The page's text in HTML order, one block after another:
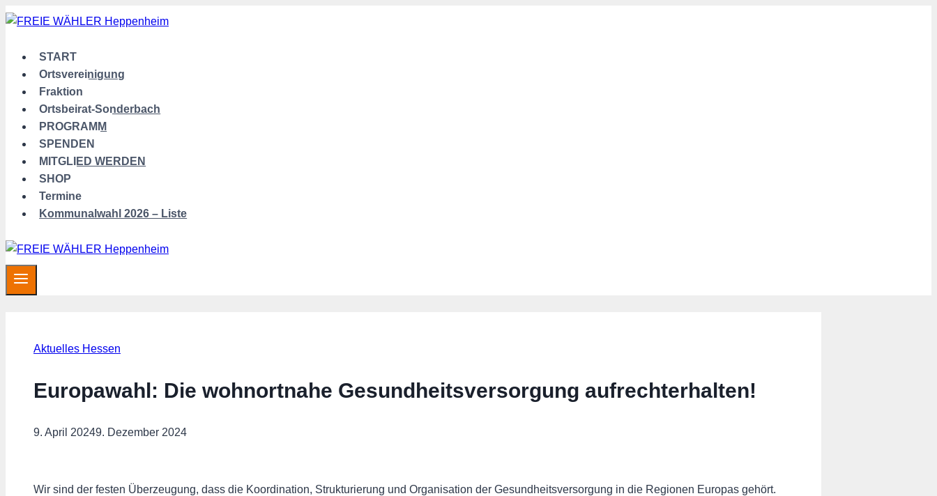
Zum
START
Ortsvereinigung
Fraktion
Ortsbeirat-Sonderbach
PROGRAMM
SPENDEN
MITGLIED WERDEN
SHOP
Termine
Kommunalwahl 2026 – Liste
Aktuelles Hessen
Europawahl: Die wohnortnahe Gesundheitsversorgung aufrechterhalten!
9. April 20249. Dezember 2024
Wir sind der festen Überzeugung, dass die Koordination, Strukturierung und Organisation der Gesundheitsversorgung in die Regionen Europas gehört.